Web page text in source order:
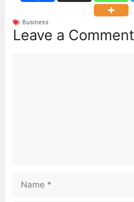
Business
Leave a Comment